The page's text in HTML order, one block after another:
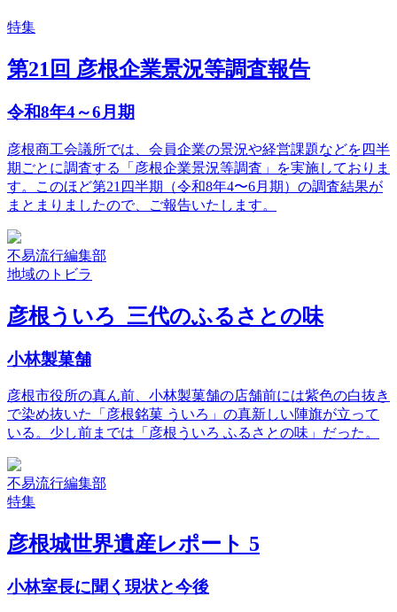
特集
第21回 彦根企業景況等調査報告
令和8年4～6月期
彦根商工会議所では、会員企業の景況や経営課題などを四半
期ごとに調査する「彦根企業景況等調査」を実施しておりま
す。このほど第21四半期（令和8年4〜6月期）の調査結果が
まとまりましたので、ご報告いたします。
不易流行編集部
地域のトビラ
彦根ういろ 三代のふるさとの味
小林製菓舗
彦根市役所の真ん前、小林製菓舗の店舗前には紫色の白抜き
で染め抜いた「彦根銘菓 ういろ」の真新しい陣旗が立って
いる。少し前までは「彦根ういろ ふるさとの味」だった。
不易流行編集部
特集
彦根城世界遺産レポート 5
小林室長に聞く現状と今後